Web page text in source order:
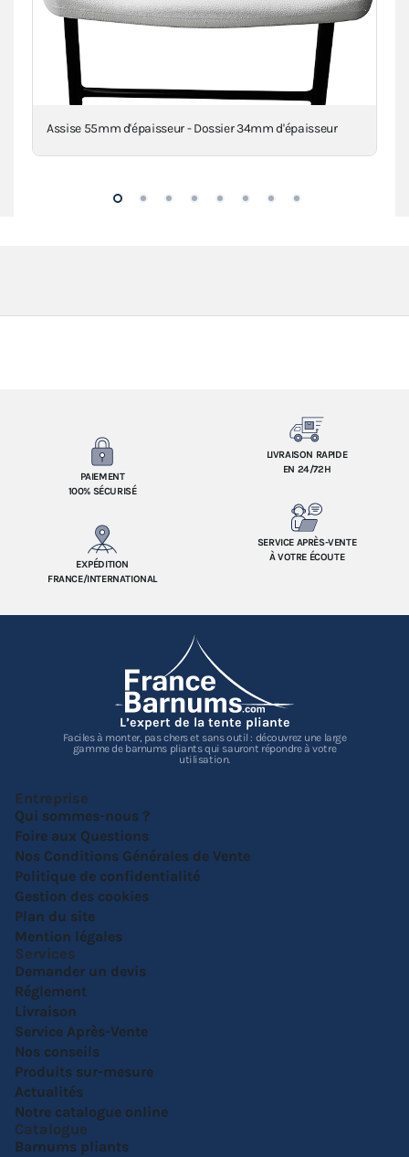
Assise 55mm d'épaisseur - Dossier 34mm d'épaisseur
PAIEMENT
100% SÉCURISÉ
LIVRAISON RAPIDE
EN 24/72H
EXPÉDITION
FRANCE/INTERNATIONAL
SERVICE APRÈS-VENTE
À VOTRE ÉCOUTE
L’expert de la tente pliante
Faciles à monter, pas chers et sans outil : découvrez une large
gamme de barnums pliants qui sauront répondre à votre
utilisation.
Entreprise
Qui sommes-nous ?
Foire aux Questions
Nos Conditions Générales de Vente
Politique de confidentialité
Gestion des cookies
Plan du site
Mention légales
Services
Demander un devis
Réglement
Livraison
Service Après-Vente
Nos conseils
Produits sur-mesure
Actualités
Notre catalogue online
Catalogue
Barnums pliants